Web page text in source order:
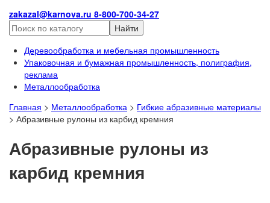
zakazal@karnova.ru 8-800-700-34-27
Найти
Деревообработка и мебельная промышленность
Упаковочная и бумажная промышленность, полиграфия,
реклама
Металлообработка
Главная > Металлообработка > Гибкие абразивные материалы
> Абразивные рулоны из карбид кремния
Абразивные рулоны из
карбид кремния